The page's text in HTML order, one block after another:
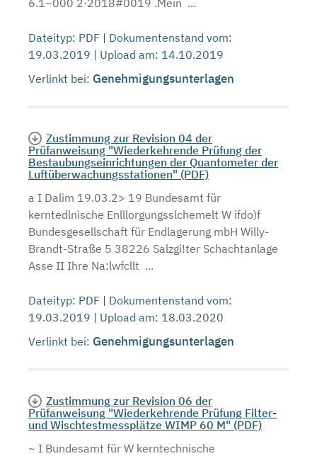
6.1~000 2·2018#0019 .Mein ...
Dateityp: PDF | Dokumentenstand vom:
19.03.2019 | Upload am: 14.10.2019
Verlinkt bei: Genehmigungsunterlagen
Zustimmung zur Revision 04 der
Prüfanweisung "Wiederkehrende Prüfung der
Bestaubungseinrichtungen der Quantometer der
Luftüberwachungsstationen" (PDF)
a I Dalim 19.03.2> 19 Bundesamt für
kerntedlnische Enlllorgungsslchemelt W ifdo)f
Bundesgesellschaft für Endlagerung mbH Willy-
Brandt-Straße 5 38226 Salzgi!ter Schachtanlage
Asse II Ihre Na:lwfcllt ...
Dateityp: PDF | Dokumentenstand vom:
19.03.2019 | Upload am: 18.03.2020
Verlinkt bei: Genehmigungsunterlagen
Zustimmung zur Revision 06 der
Prüfanweisung "Wiederkehrende Prüfung Filter-
und Wischtestmessplätze WIMP 60 M" (PDF)
~ I Bundesamt für W kerntechnische